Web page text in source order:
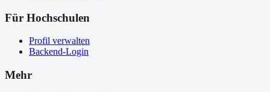
Für Hochschulen
Profil verwalten
Backend-Login
Mehr